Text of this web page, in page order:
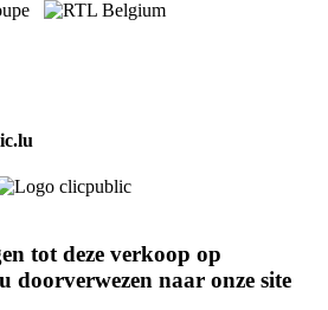
tot deze verkoop op
doorverwezen naar onze site